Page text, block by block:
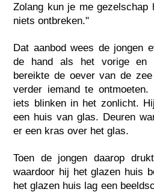
Zolang kun je me gezelschap
niets ontbreken."
Dat aanbod wees de jongen
de hand als het vorige en
bereikte de oever van de
verder iemand te
iets blinken in het zonlicht.
een huis van glas. Deuren
er een kras over het glas.
Toen de jongen daarop
waardoor hij het glazen huis
het glazen huis lag een